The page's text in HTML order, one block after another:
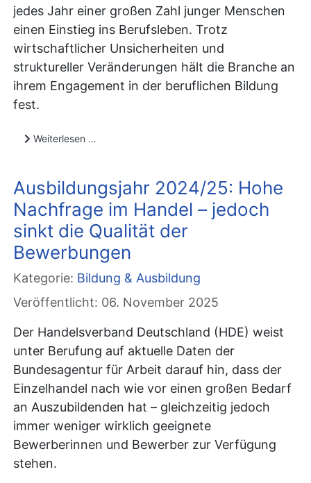
jedes Jahr einer großen Zahl junger Menschen
einen Einstieg ins Berufsleben. Trotz
wirtschaftlicher Unsicherheiten und
struktureller Veränderungen hält die Branche an
ihrem Engagement in der beruflichen Bildung
fest.
Weiterlesen …
Ausbildungsjahr 2024/25: Hohe
Nachfrage im Handel – jedoch
sinkt die Qualität der
Bewerbungen
Kategorie: Bildung & Ausbildung
Veröffentlicht: 06. November 2025
Der Handelsverband Deutschland (HDE) weist
unter Berufung auf aktuelle Daten der
Bundesagentur für Arbeit darauf hin, dass der
Einzelhandel nach wie vor einen großen Bedarf
an Auszubildenden hat – gleichzeitig jedoch
immer weniger wirklich geeignete
Bewerberinnen und Bewerber zur Verfügung
stehen.​